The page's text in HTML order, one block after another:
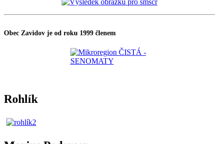
Obec Zavidov je od roku 1999 členem
Rohlík